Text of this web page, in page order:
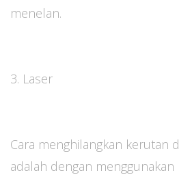
menelan.
3. Laser
Cara menghilangkan kerutan
adalah dengan